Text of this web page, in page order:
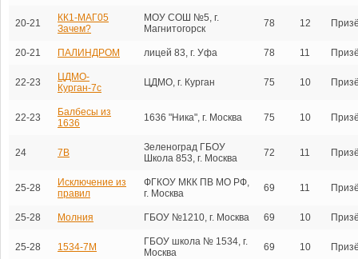
20-21
КК1-МАГ05
Зачем?
МОУ СОШ №5, г.
Магнитогорск
78 12
20-21 ПАЛИНДРОМ лицей 83, г. Уфа 78 11
22-23
ЦДМО-
Курган-7с
ЦДМО, г. Курган 75 10
22-23
Балбесы из
1636
1636 "Ника", г. Москва 75 10
24 7В
Зеленоград ГБОУ
Школа 853, г. Москва
72 11
25-28
Исключение из
правил
ФГКОУ МКК ПВ МО РФ,
г. Москва
69 11
25-28 Молния ГБОУ №1210, г. Москва 69 10
25-28 1534-7М
ГБОУ школа № 1534, г.
Москва
69 10